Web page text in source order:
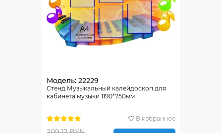
Модель: 22229
Стенд Музыкальный калейдоскоп для
кабинета музыки 1190*750мм
В избранное